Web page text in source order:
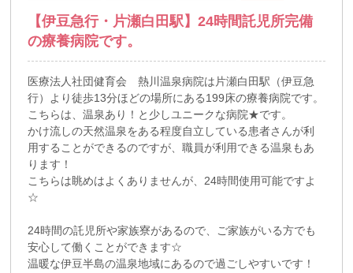
【伊豆急行・片瀬白田駅】24時間託児所完備
の療養病院です。
医療法人社団健育会 熱川温泉病院は片瀬白田駅（伊豆急
行）より徒歩13分ほどの場所にある199床の療養病院です。
こちらは、温泉あり！と少しユニークな病院★です。
かけ流しの天然温泉をある程度自立している患者さんが利
用することができるのですが、職員が利用できる温泉もあ
ります！
こちらは眺めはよくありませんが、24時間使用可能ですよ
☆
24時間の託児所や家族寮があるので、ご家族がいる方でも
安心して働くことができます☆
温暖な伊豆半島の温泉地域にあるので過ごしやすいです！